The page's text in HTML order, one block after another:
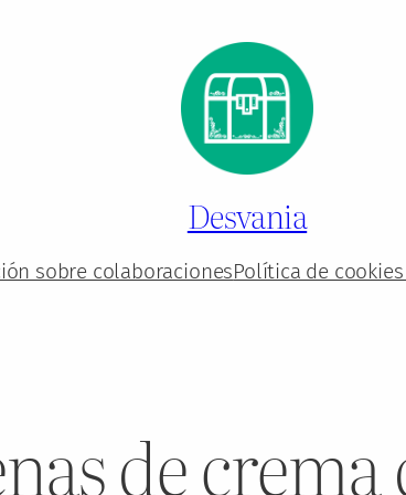
Desvania
sobre colaboracionesPolítica de cookies
de crema